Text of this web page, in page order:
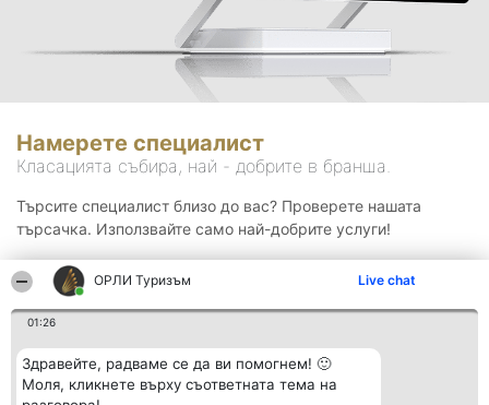
ОРЛИ Туризъм Live chat
01:26
Здравейте, радваме се да ви помогнем! 🙂
Моля, кликнете върху съответната тема на
Намерете специалист
Класацията събира, най - добрите в бранша.
Търсите специалист близо до вас? Проверете нашата
търсачка. Използвайте само най-добрите услуги!